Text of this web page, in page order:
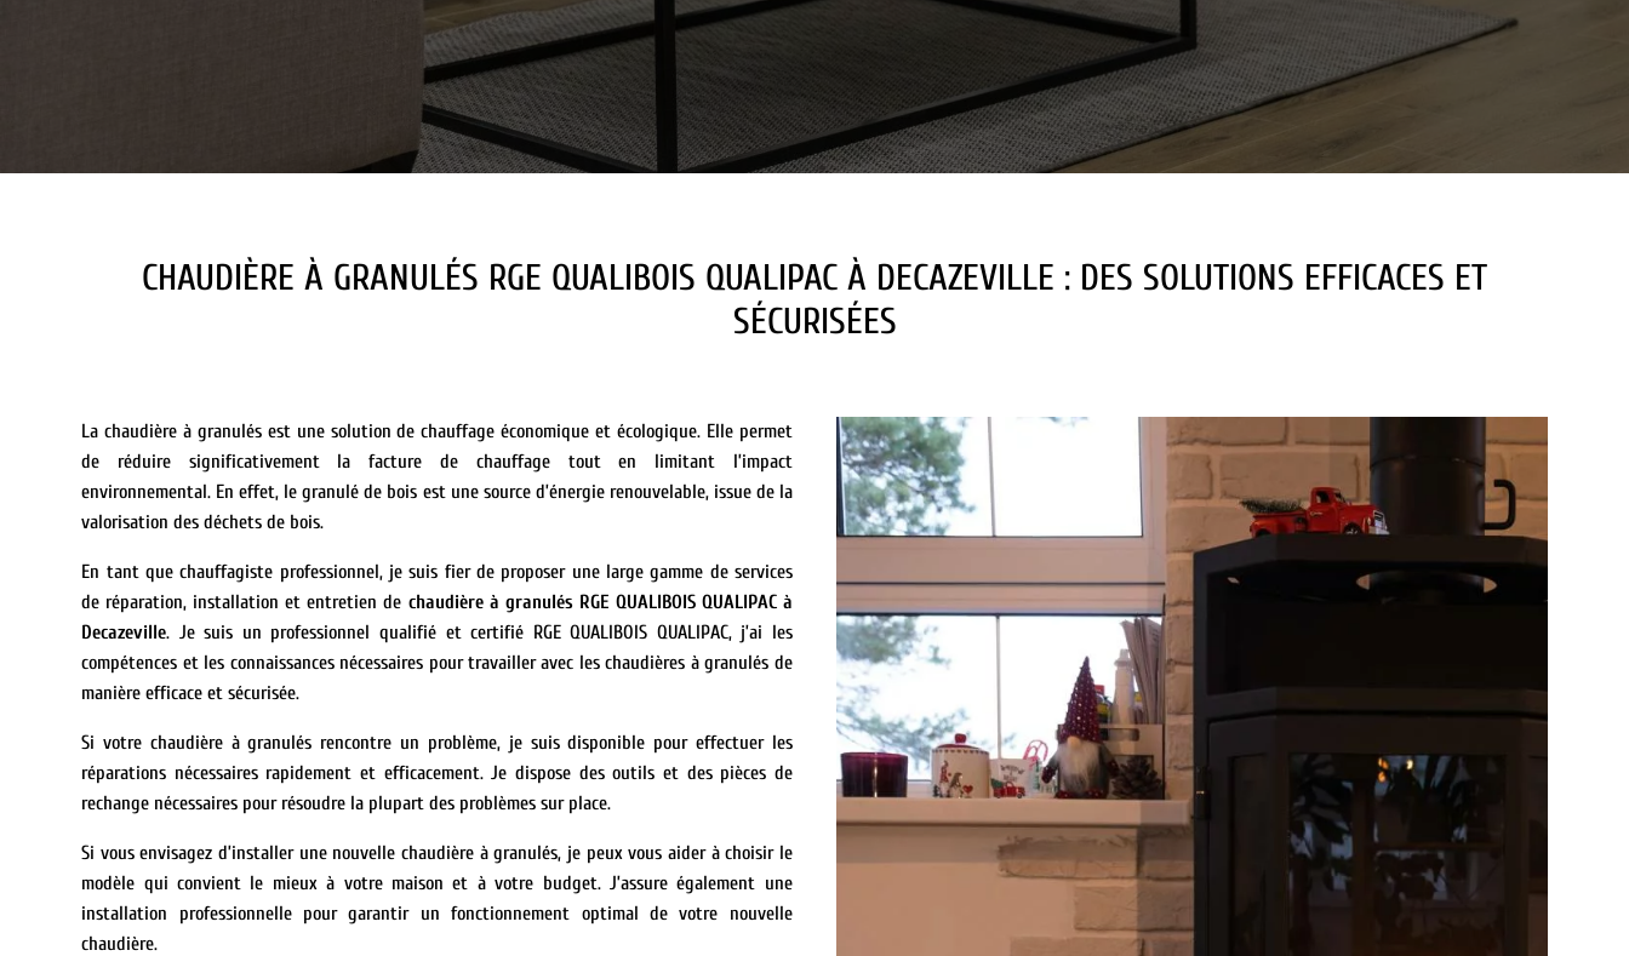
CHAUDIÈRE À GRANULÉS RGE QUALIBOIS QUALIPAC À DECAZEVILLE : DES SOLUTIONS EFFICACES ET
SÉCURISÉES
La chaudière à granulés est une solution de chauffage économique et écologique. Elle permet
de réduire significativement la facture de chauffage tout en limitant l’impact
environnemental. En effet, le granulé de bois est une source d’énergie renouvelable, issue de la
valorisation des déchets de bois.
En tant que chauffagiste professionnel, je suis fier de proposer une large gamme de services
de réparation, installation et entretien de chaudière à granulés RGE QUALIBOIS QUALIPAC à
Decazeville. Je suis un professionnel qualifié et certifié RGE QUALIBOIS QUALIPAC, j’ai les
compétences et les connaissances nécessaires pour travailler avec les chaudières à granulés de
manière efficace et sécurisée.
Si votre chaudière à granulés rencontre un problème, je suis disponible pour effectuer les
réparations nécessaires rapidement et efficacement. Je dispose des outils et des pièces de
rechange nécessaires pour résoudre la plupart des problèmes sur place.
Si vous envisagez d’installer une nouvelle chaudière à granulés, je peux vous aider à choisir le
modèle qui convient le mieux à votre maison et à votre budget. J’assure également une
installation professionnelle pour garantir un fonctionnement optimal de votre nouvelle
chaudière.